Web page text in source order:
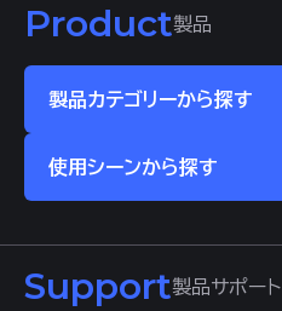
Product製品
製品カテゴリーから探す
使用シーンから探す
Support製品サポート